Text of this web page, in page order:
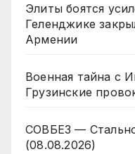
Элиты боятся
Геленджике
Армении
Военная тайна с
Грузинские
СОВБЕЗ —
(08.08.2026)